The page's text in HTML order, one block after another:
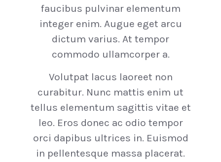
faucibus pulvinar elementum
integer enim. Augue eget arcu
dictum varius. At tempor
commodo ullamcorper a.
Volutpat lacus laoreet non
curabitur. Nunc mattis enim ut
tellus elementum sagittis vitae et
leo. Eros donec ac odio tempor
orci dapibus ultrices in. Euismod
in pellentesque massa placerat.